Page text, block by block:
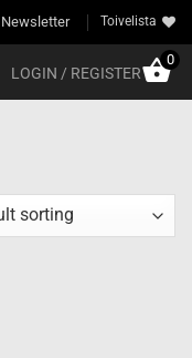
Newsletter Toivelista
LOGIN / REGISTER
0